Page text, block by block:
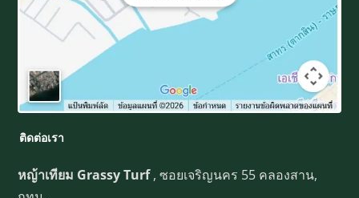
ติดต่อเรา
หญ้าเทียม Grassy Turf, ซอยเจริญนคร 55 คลองสาน,